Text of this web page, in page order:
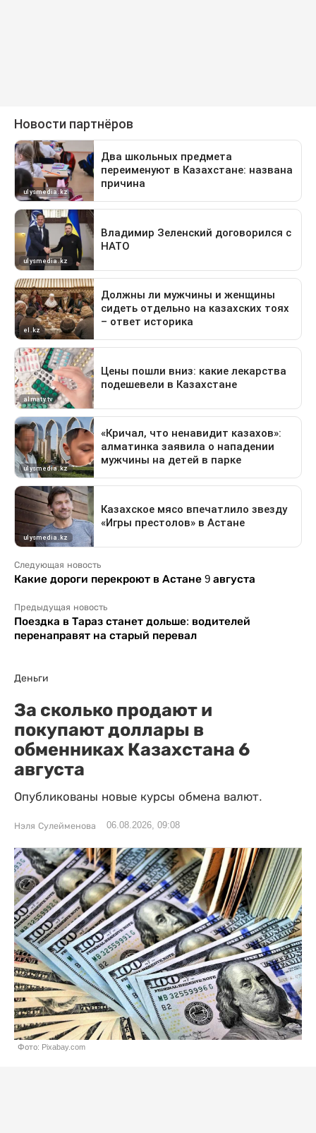
Следующая новость
Какие дороги перекроют в Астане 9 августа
Предыдущая новость
Поездка в Тараз станет дольше: водителей
перенаправят на старый перевал
Деньги
За сколько продают и
покупают доллары в
обменниках Казахстана 6
августа
Опубликованы новые курсы обмена валют.
Нэля Сулейменова 06.08.2026, 09:08
Фото: Pixabay.com